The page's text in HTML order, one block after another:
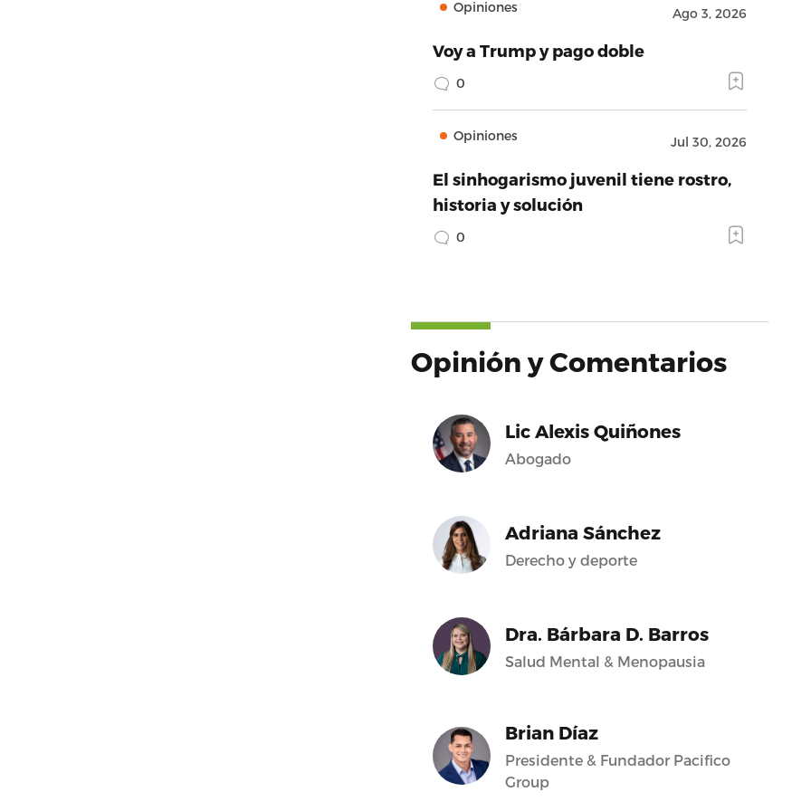
Opiniones Ago 3, 2026
Voy a Trump y pago doble
0
Opiniones Jul 30, 2026
El sinhogarismo juvenil tiene rostro,
historia y solución
0
Opinión y Comentarios
Lic Alexis Quiñones
Abogado
Adriana Sánchez
Derecho y deporte
Dra. Bárbara D. Barros
Salud Mental & Menopausia
Brian Díaz
Presidente & Fundador Pacifico
Group